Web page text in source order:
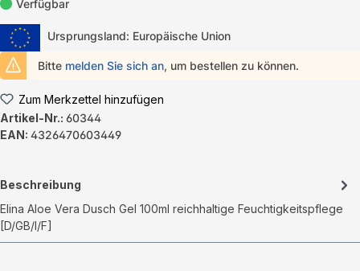
Verfügbar
Ursprungsland: Europäische Union
Bitte melden Sie sich an, um bestellen zu können.
Zum Merkzettel hinzufügen
Artikel-Nr.: 60344
EAN: 4326470603449
Beschreibung
Elina Aloe Vera Dusch Gel 100ml reichhaltige Feuchtigkeitspflege
[D/GB/I/F]